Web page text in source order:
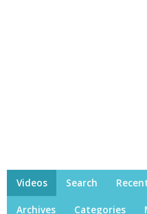
Videos Search
Archives Categories